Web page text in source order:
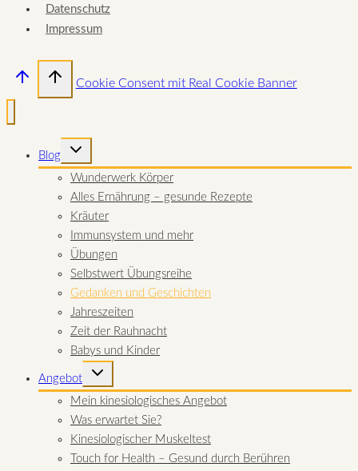
Datenschutz
Impressum
Cookie Consent mit Real Cookie Banner
Blog
UNTERMENÜ
Wunderwerk Körper
Alles Ernährung – gesunde Rezepte
Kräuter
Immunsystem und mehr
Übungen
Selbstwert Übungsreihe
Gedanken und Geschichten
Jahreszeiten
Zeit der Rauhnacht
Babys und Kinder
Angebot
UNTERMENÜ
Mein kinesiologisches Angebot
Was erwartet Sie?
Kinesiologischer Muskeltest
Touch for Health – Gesund durch Berühren